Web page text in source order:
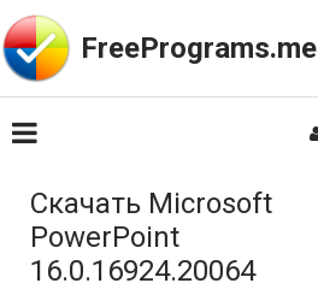
FreePrograms.me
Скачать Microsoft
PowerPoint
16.0.16924.20064